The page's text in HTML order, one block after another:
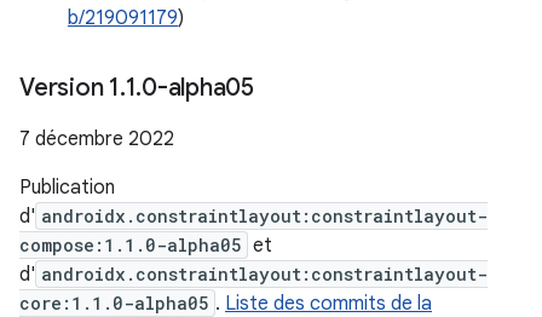
b/219091179)
Version 1.1.0-alpha05
7 décembre 2022
Publication
d' androidx.constraintlayout:constraintlayout-
compose:1.1.0-alpha05 et
d' androidx.constraintlayout:constraintlayout-
core:1.1.0-alpha05 . Liste des commits de la